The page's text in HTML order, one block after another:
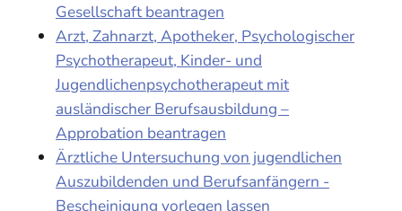
Gesellschaft beantragen
Arzt, Zahnarzt, Apotheker, Psychologischer
Psychotherapeut, Kinder- und
Jugendlichenpsychotherapeut mit
ausländischer Berufsausbildung –
Approbation beantragen
Ärztliche Untersuchung von jugendlichen
Auszubildenden und Berufsanfängern -
Bescheinigung vorlegen lassen